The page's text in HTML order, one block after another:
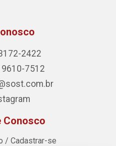
2422
9610-7512
Conosco
/ Cadastrar-se